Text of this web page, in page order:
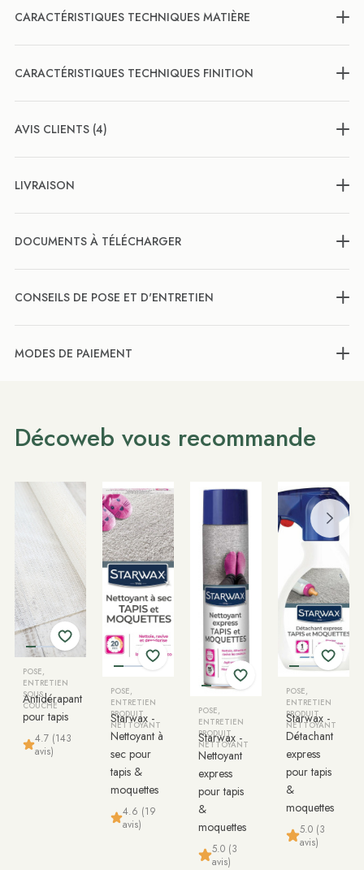
CARACTÉRISTIQUES TECHNIQUES MATIÈRE
CARACTÉRISTIQUES TECHNIQUES FINITION
AVIS CLIENTS (4)
LIVRAISON
DOCUMENTS À TÉLÉCHARGER
CONSEILS DE POSE ET D'ENTRETIEN
MODES DE PAIEMENT
Décoweb vous recommande
POSE,
ENTRETIEN
SOUS
COUCHE
Antidérapant
pour tapis
4.7 (143
avis)
POSE,
ENTRETIEN
PRODUIT
NETTOYANT
Starwax -
Nettoyant à
sec pour
tapis &
moquettes
4.6 (19
avis)
POSE,
ENTRETIEN
PRODUIT
NETTOYANT
Starwax -
Nettoyant
express
pour tapis
&
moquettes
5.0 (3
avis)
POSE,
ENTRETIEN
PRODUIT
NETTOYANT
Starwax -
Détachant
express
pour tapis
&
moquettes
5.0 (3
avis)